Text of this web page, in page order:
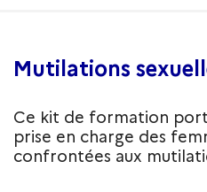
Mutilations
Ce kit de formation
prise en charge des
confrontées aux